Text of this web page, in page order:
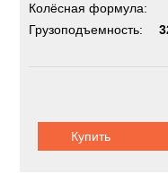
Колёсная формула:
Грузоподъемность:
Купить